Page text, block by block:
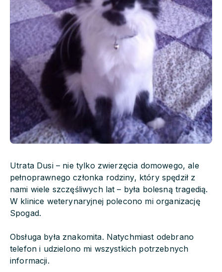
Utrata Dusi – nie tylko zwierzęcia domowego, ale
pełnoprawnego członka rodziny, który spędził z
nami wiele szczęśliwych lat – była bolesną tragedią.
W klinice weterynaryjnej polecono mi organizację
Spogad.
Obsługa była znakomita. Natychmiast odebrano
telefon i udzielono mi wszystkich potrzebnych
informacji.